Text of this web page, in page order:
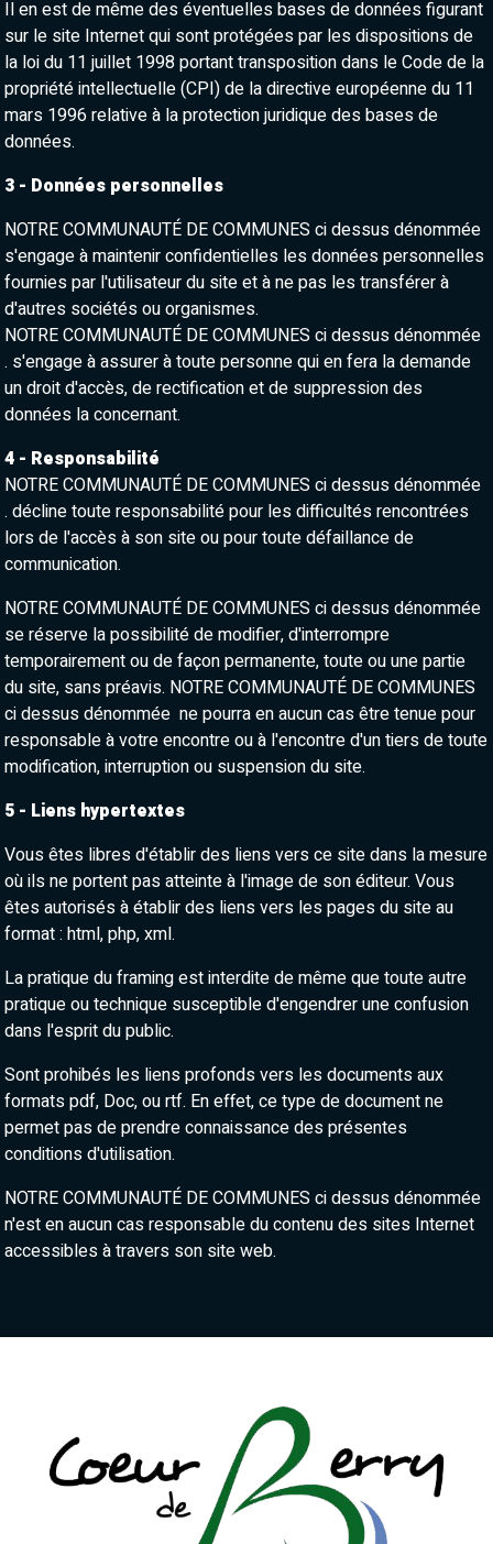
Il en est de même des éventuelles bases de données figurant
sur le site Internet qui sont protégées par les dispositions de
la loi du 11 juillet 1998 portant transposition dans le Code de la
propriété intellectuelle (CPI) de la directive européenne du 11
mars 1996 relative à la protection juridique des bases de
données.
3 - Données personnelles
NOTRE COMMUNAUTÉ DE COMMUNES ci dessus dénommée
s'engage à maintenir confidentielles les données personnelles
fournies par l'utilisateur du site et à ne pas les transférer à
d'autres sociétés ou organismes.
NOTRE COMMUNAUTÉ DE COMMUNES ci dessus dénommée
. s'engage à assurer à toute personne qui en fera la demande
un droit d'accès, de rectification et de suppression des
données la concernant.
4 - Responsabilité
NOTRE COMMUNAUTÉ DE COMMUNES ci dessus dénommée
. décline toute responsabilité pour les difficultés rencontrées
lors de l'accès à son site ou pour toute défaillance de
communication.
NOTRE COMMUNAUTÉ DE COMMUNES ci dessus dénommée
se réserve la possibilité de modifier, d'interrompre
temporairement ou de façon permanente, toute ou une partie
du site, sans préavis. NOTRE COMMUNAUTÉ DE COMMUNES
ci dessus dénommée ne pourra en aucun cas être tenue pour
responsable à votre encontre ou à l'encontre d'un tiers de toute
modification, interruption ou suspension du site.
5 - Liens hypertextes
Vous êtes libres d'établir des liens vers ce site dans la mesure
où ils ne portent pas atteinte à l'image de son éditeur. Vous
êtes autorisés à établir des liens vers les pages du site au
format : html, php, xml.
La pratique du framing est interdite de même que toute autre
pratique ou technique susceptible d'engendrer une confusion
dans l'esprit du public.
Sont prohibés les liens profonds vers les documents aux
formats pdf, Doc, ou rtf. En effet, ce type de document ne
permet pas de prendre connaissance des présentes
conditions d'utilisation.
NOTRE COMMUNAUTÉ DE COMMUNES ci dessus dénommée
n'est en aucun cas responsable du contenu des sites Internet
accessibles à travers son site web.